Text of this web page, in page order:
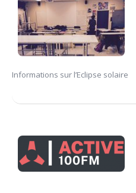
Informations sur l’Eclipse solaire